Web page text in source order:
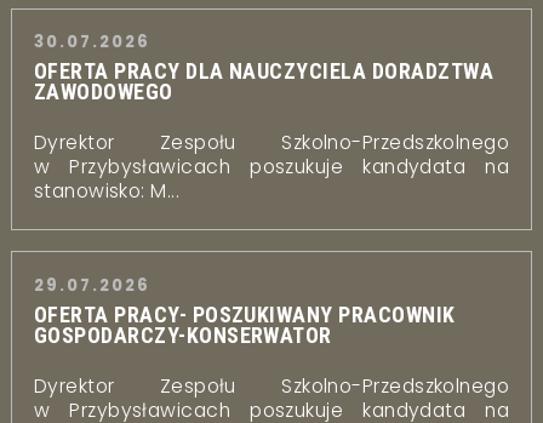
30.07.2026
OFERTA PRACY DLA NAUCZYCIELA DORADZTWA
ZAWODOWEGO
Dyrektor Zespołu Szkolno-Przedszkolnego
w Przybysławicach poszukuje kandydata na
stanowisko: M...
29.07.2026
OFERTA PRACY- POSZUKIWANY PRACOWNIK
GOSPODARCZY-KONSERWATOR
Dyrektor Zespołu Szkolno-Przedszkolnego
w Przybysławicach poszukuje kandydata na